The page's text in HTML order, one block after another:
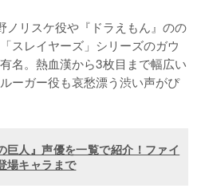
ノリスケ役や『ドラえもん』のの
スレイヤーズ」シリーズのガウ
名。熱血漢から3枚目まで幅広い
ーガー役も哀愁漂う渋い声がぴ
巨人』声優を一覧で紹介！ファイ
場キャラまで